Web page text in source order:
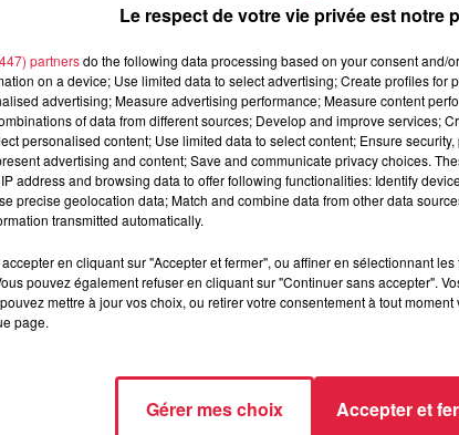
2024 à 12h07 Martin Antoine
Le respect de votre vie privée est notre
partnersdo the following data processing based on your consent and/
on a device; Use limited data to select advertising; Create profiles for
advertising; Measure advertising performance; Measure content
of data from different sources; Develop and improve services;
personalised content; Use limited data to select content; Ensure
advertising and content; Save and communicate privacy choices.
address and browsing data to offer following functionalities: Identify
precise geolocation data; Match and combine data from other data
transmitted automatically.
en cliquant sur "Accepter et fermer", ou affiner en sélectionnant
pouvez également refuser en cliquant sur "Continuer sans accepter".
mettre à jour vos choix, ou retirer votre consentement à tout
page.
Gérer mes choix Accepter et